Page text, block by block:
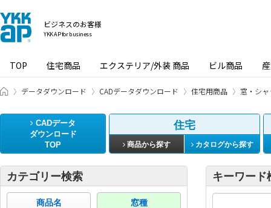
ビジネスのお客様
YKK AP for business
TOP 住宅商品 エクステリア/外装 商品 ビル商品
ビジネスのお客様 HOME
データダウンロード CADデータダウンロード 住宅用商品 窓・シ
CADデータ
ダウンロード
TOP
住宅
商品から探す カタログから探す
カテゴリー検索
商品名 窓種
キーワード